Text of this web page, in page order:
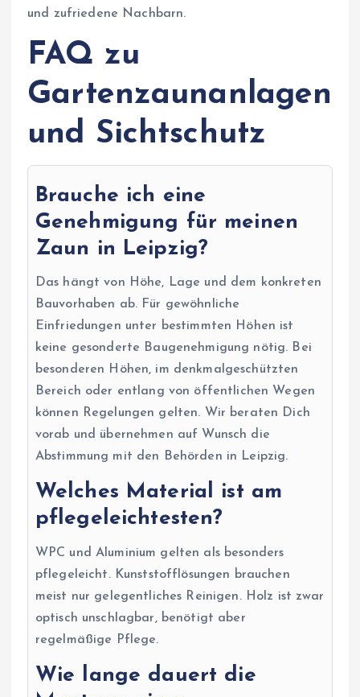
und zufriedene Nachbarn.
FAQ zu
Gartenzaunanlagen
und Sichtschutz
Brauche ich eine
Genehmigung für meinen
Zaun in Leipzig?
Das hängt von Höhe, Lage und dem konkreten
Bauvorhaben ab. Für gewöhnliche
Einfriedungen unter bestimmten Höhen ist
keine gesonderte Baugenehmigung nötig. Bei
besonderen Höhen, im denkmalgeschützten
Bereich oder entlang von öffentlichen Wegen
können Regelungen gelten. Wir beraten Dich
vorab und übernehmen auf Wunsch die
Abstimmung mit den Behörden in Leipzig.
Welches Material ist am
pflegeleichtesten?
WPC und Aluminium gelten als besonders
pflegeleicht. Kunststofflösungen brauchen
meist nur gelegentliches Reinigen. Holz ist zwar
optisch unschlagbar, benötigt aber
regelmäßige Pflege.
Wie lange dauert die